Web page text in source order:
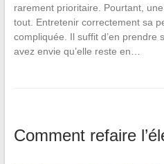
rarement prioritaire. Pourtant,
tout. Entretenir correctement sa
compliquée. Il suffit d’en prendre
avez envie qu’elle reste en…
Comment refaire